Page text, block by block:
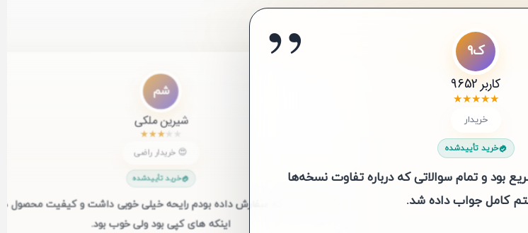
ک4
کاربر 48321
★★★★★
خریدار
خرید تأییدشده
شم
شیرین ملکی
★★★★ ★
😍 خریدار راضی
خرید تأییدشده
بادی میستی که سفارش داده بودم رایحه خیلی خوبی داشت و کیفیت محصول
اینکه های کپی بود ولی خوب بود.
” ک9
کاربر 9652
★★★★★
خریدار
خرید تأییدشده
و تمام سوالاتی که درباره تفاوت نسخه‌ها داشتم
کامل جواب داده شد.
ا
ایلیا
★★★★★
خریدار
خرید تأییدشده
ل7
لیلی 76
★★★★★
خریدار
خرید تأییدشده
عم
علی محمدی
★★★★★
خریدار
خرید تأییدشده
سع
سارا عباسی
★★★★★
😍 خریدار راضی
خرید تأییدشده